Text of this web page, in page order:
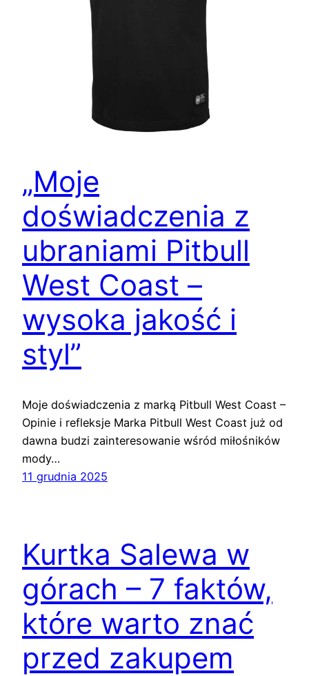
„Moje
doświadczenia z
ubraniami Pitbull
West Coast –
wysoka jakość i
styl”
Moje doświadczenia z marką Pitbull West Coast –
Opinie i refleksje Marka Pitbull West Coast już od
dawna budzi zainteresowanie wśród miłośników
mody…
11 grudnia 2025
Kurtka Salewa w
górach – 7 faktów,
które warto znać
przed zakupem